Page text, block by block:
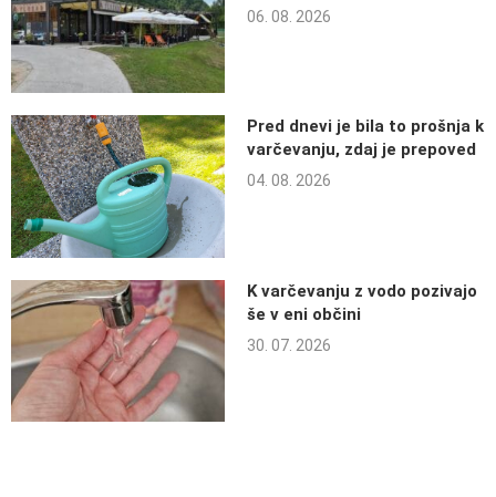
06. 08. 2026
Pred dnevi je bila to prošnja k
varčevanju, zdaj je prepoved
04. 08. 2026
K varčevanju z vodo pozivajo
še v eni občini
30. 07. 2026